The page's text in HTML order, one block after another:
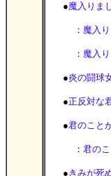
●魔入り
： 魔入
： 魔入
●炎の闘球
●正反対な
●君のこと
： 君の
● きみが死